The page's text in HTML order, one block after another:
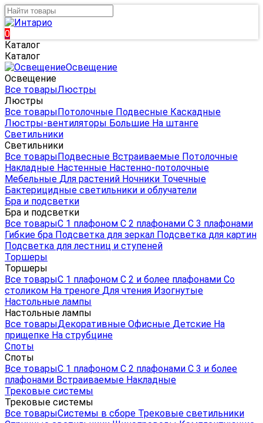
0
Каталог
Каталог
Освещение
Освещение
Все товарыЛюстры
Люстры
Все товарыПотолочные Подвесные Каскадные
Люстры-вентиляторы Большие На штанге
Светильники
Светильники
Все товарыПодвесные Встраиваемые Потолочные
Накладные Настенные Настенно-потолочные
Мебельные Для растений Ночники Точечные
Бактерицидные светильники и облучатели
Бра и подсветки
Бра и подсветки
Все товарыС 1 плафоном С 2 плафонами С 3 плафонами
Гибкие бра Подсветка для зеркал Подсветка для картин
Подсветка для лестниц и ступеней
Торшеры
Торшеры
Все товарыС 1 плафоном С 2 и более плафонами Со
столиком На треноге Для чтения Изогнутые
Настольные лампы
Настольные лампы
Все товарыДекоративные Офисные Детские На
прищепке На струбцине
Споты
Споты
Все товарыС 1 плафоном С 2 плафонами С 3 и более
плафонами Встраиваемые Накладные
Трековые системы
Трековые системы
Все товарыСистемы в сборе Трековые светильники